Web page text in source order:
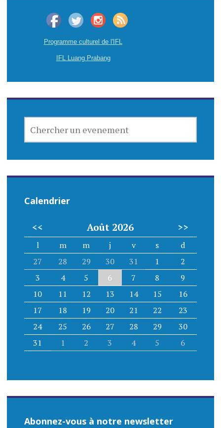
Programme culturel de l'IFL
IFL Luang Prabang
UN
Calendrier
<< Août 2026 >>
l m m j v s
d
27
28 29 30 31 1
2
3
4 5 6 7 8
9
10
11 12 13 14 15
16
17
18 19 20 21 22
23
24
25 26 27 28 29
30
31
1 2 3 4 5 6
Abonnez-vous à notre newsletter